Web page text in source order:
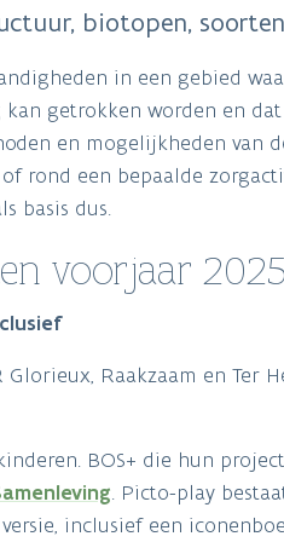
biotopen,
in een gebied
getrokken worden en
en mogelijkheden van
rond een bepaalde
basis dus.
voorjaar 2025
Raakzaam en Ter
BOS+ die hun
. Picto-play
inclusief een